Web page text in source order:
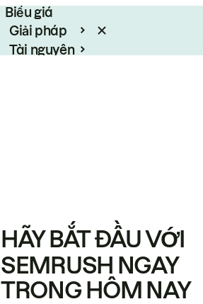
Biểu giá
Giải pháp
Tài nguyên
HÃY BẮT ĐẦU VỚI
SEMRUSH NGAY
TRONG HÔM NAY